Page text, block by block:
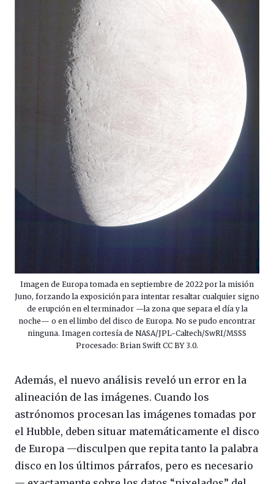
Imagen de Europa tomada en septiembre de 2022 por la misión
Juno, forzando la exposición para intentar resaltar cualquier signo
de erupción en el terminador —la zona que separa el día y la
noche— o en el limbo del disco de Europa. No se pudo encontrar
ninguna. Imagen cortesía de NASA/JPL-Caltech/SwRI/MSSS
Procesado: Brian Swift CC BY 3.0.
Además, el nuevo análisis reveló un error en la
alineación de las imágenes. Cuando los
astrónomos procesan las imágenes tomadas por
el Hubble, deben situar matemáticamente el disco
de Europa —disculpen que repita tanto la palabra
disco en los últimos párrafos, pero es necesario